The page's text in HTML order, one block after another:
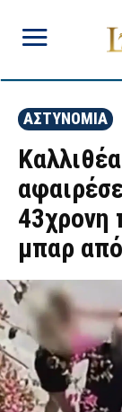
ΑΣΤΥΝΟΜΙΑ
43χρονη
μπαρ